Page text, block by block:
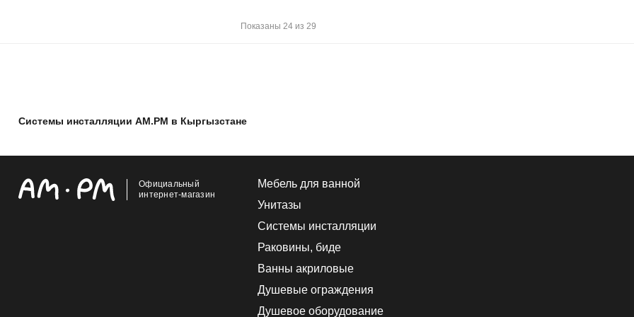
Показаны 24 из 29
Системы инсталляции AM.PM в Кыргызстане
Официальный
интернет-магазин
Мебель для ванной
Унитазы
Системы инсталляции
Раковины, биде
Ванны акриловые
Душевые ограждения
Душевое оборудование